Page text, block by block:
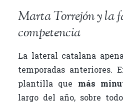
Marta Torrejón y la
competencia
La lateral catalana
temporadas anteriores.
plantilla que más
largo del año, sobre